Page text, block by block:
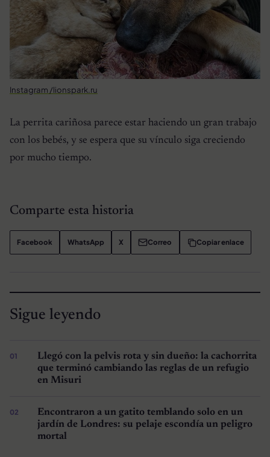
Instagram /lionspark.ru
La perrita cariñosa parece estar haciendo un gran trabajo
con los bebés, y se espera que su vínculo siga creciendo
por mucho tiempo.
Comparte esta historia
Facebook WhatsApp X Correo Copiar enlace
Sigue leyendo
Llegó con la pelvis rota y sin dueño: la cachorrita
que terminó cambiando las reglas de un refugio
en Misuri
Encontraron a un gatito temblando solo en un
jardín de Londres: su pelaje escondía un peligro
mortal